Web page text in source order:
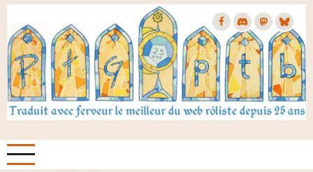
Aller
contenu
principal